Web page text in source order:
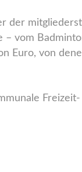
der
vom
Euro, von